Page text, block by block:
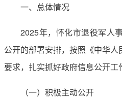
一、总体情况
2025年，怀化市退役军人
公开的部署安排，按照《中华人
要求，扎实抓好政府信息公开工
（一）积极主动公开